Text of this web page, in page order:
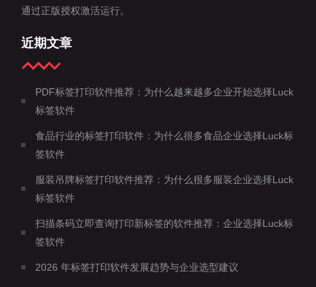
通过正版授权激活运行。
近期文章
PDF标签打印软件推荐：为什么越来越多企业开始选择Luck
标签软件
食品行业的标签打印软件：为什么很多食品企业选择Luck标
签软件
服装吊牌标签打印软件推荐：为什么很多服装企业选择Luck
标签软件
扫描条码立即查询打印新标签的软件推荐：企业选择Luck标
签软件
2026 年标签打印软件发展趋势与企业选型建议